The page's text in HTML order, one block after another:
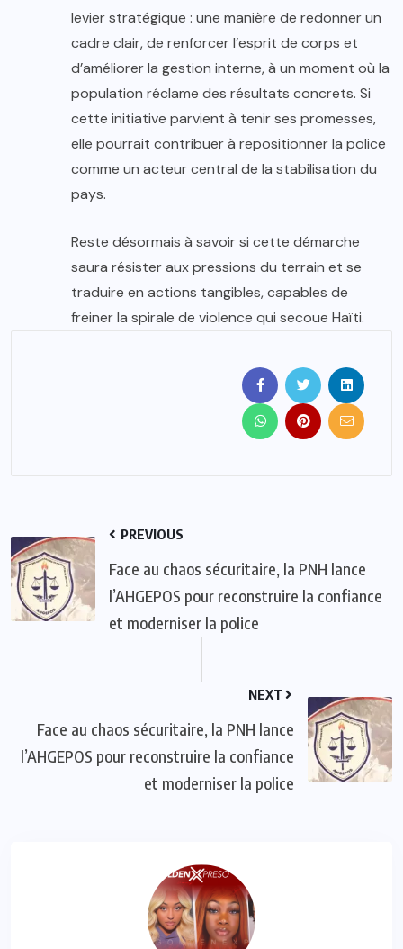
levier stratégique : une manière de redonner un
cadre clair, de renforcer l’esprit de corps et
d’améliorer la gestion interne, à un moment où la
population réclame des résultats concrets. Si
cette initiative parvient à tenir ses promesses,
elle pourrait contribuer à repositionner la police
comme un acteur central de la stabilisation du
pays.
Reste désormais à savoir si cette démarche
saura résister aux pressions du terrain et se
traduire en actions tangibles, capables de
freiner la spirale de violence qui secoue Haïti.
PREVIOUS
Face au chaos sécuritaire, la PNH lance
l’AHGEPOS pour reconstruire la confiance
et moderniser la police
NEXT
Face au chaos sécuritaire, la PNH lance
l’AHGEPOS pour reconstruire la confiance
et moderniser la police